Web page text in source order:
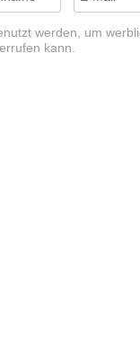
werden, um
kann.